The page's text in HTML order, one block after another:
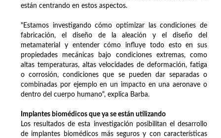
están centrando en estos aspectos.
"Estamos investigando cómo optimizar las condiciones de
fabricación, el diseño de la aleación y el diseño del
metamaterial y entender cómo influye todo esto en sus
propiedades mecánicas bajo condiciones extremas, como
altas temperaturas, altas velocidades de deformación, fatiga
o corrosión, condiciones que se pueden dar separadas o
combinadas por ejemplo en un impacto en una aeronave o
dentro del cuerpo humano", explica Barba.
Implantes biomédicos que ya se están utilizando
Los resultados de esta investigación posibilitan el desarrollo
de implantes biomédicos más seguros y con características